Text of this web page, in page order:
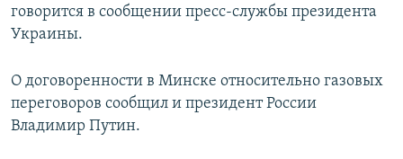
говорится в сообщении пресс-службы президента
Украины.
О договоренности в Минске относительно газовых
переговоров сообщил и президент России
Владимир Путин.